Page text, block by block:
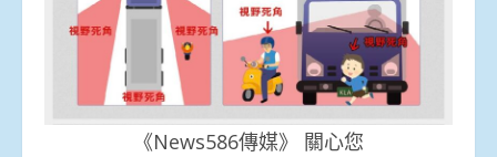
《News586傳媒》 關心您